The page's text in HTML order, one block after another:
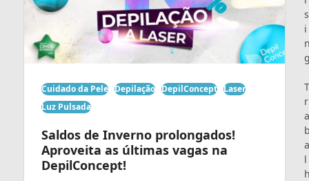
Cuidado da Pele Depilação DepilConcept Laser
Luz Pulsada
Saldos de Inverno prolongados!
Aproveita as últimas vagas na
DepilConcept!
s
i
T
r
a
a
l